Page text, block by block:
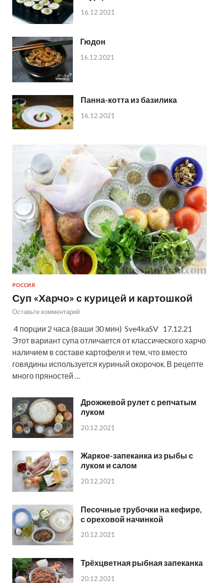
16.12.2021
Гюдон
16.12.2021
Панна-котта из базилика
16.12.2021
РОССИЯ
Суп «Харчо» с курицей и картошкой
Оставьте комментарий
4 порции 2 часа (ваши 30 мин) Sve4kaSV 17.12.21
Этот вариант супа отличается от классического харчо
наличием в составе картофеля и тем, что вместо
говядины используется куриный окорочок. В рецепте
много пряностей …
Дрожжевой рулет с репчатым
луком
20.12.2021
Жаркое-запеканка из рыбы с
луком и салом
20.12.2021
Песочные трубочки на кефире,
с ореховой начинкой
20.12.2021
Трёхцветная рыбная запеканка
20.12.2021